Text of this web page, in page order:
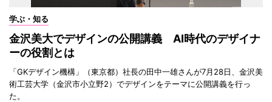
学ぶ・知る
金沢美大でデザインの公開講義 AI時代のデザイナ
ーの役割とは
「GKデザイン機構」（東京都）社長の田中一雄さんが7月28日、金沢美
術工芸大学（金沢市小立野2）でデザインをテーマに公開講義を行っ
た。